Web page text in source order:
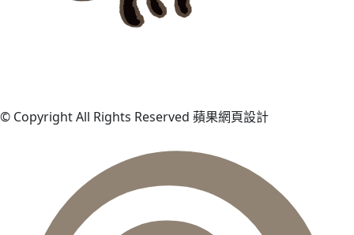
© Copyright All Rights Reserved 蘋果網頁設計